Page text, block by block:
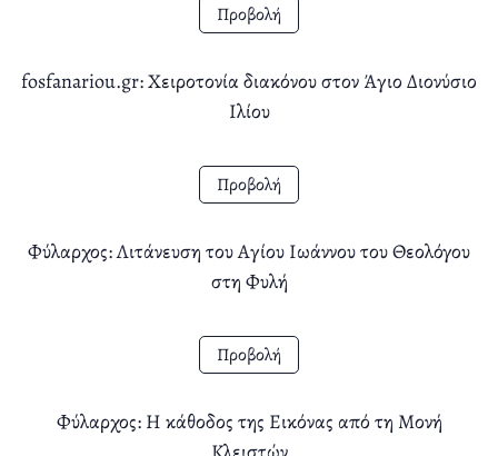
Προβολή
fosfanariou.gr: Χειροτονία διακόνου στον Άγιο Διονύσιο
Ιλίου
Προβολή
Φύλαρχος: Λιτάνευση του Αγίου Ιωάννου του Θεολόγου
στη Φυλή
Προβολή
Φύλαρχος: Η κάθοδος της Εικόνας από τη Μονή